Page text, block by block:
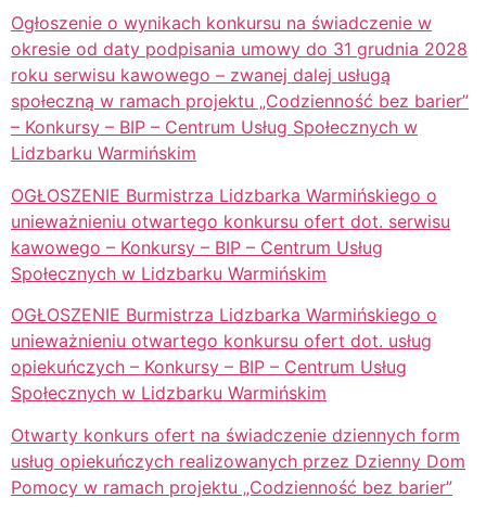
Ogłoszenie o wynikach konkursu na świadczenie w
okresie od daty podpisania umowy do 31 grudnia 2028
roku serwisu kawowego – zwanej dalej usługą
społeczną w ramach projektu „Codzienność bez barier”
– Konkursy – BIP – Centrum Usług Społecznych w
Lidzbarku Warmińskim
OGŁOSZENIE Burmistrza Lidzbarka Warmińskiego o
unieważnieniu otwartego konkursu ofert dot. serwisu
kawowego – Konkursy – BIP – Centrum Usług
Społecznych w Lidzbarku Warmińskim
OGŁOSZENIE Burmistrza Lidzbarka Warmińskiego o
unieważnieniu otwartego konkursu ofert dot. usług
opiekuńczych – Konkursy – BIP – Centrum Usług
Społecznych w Lidzbarku Warmińskim
Otwarty konkurs ofert na świadczenie dziennych form
usług opiekuńczych realizowanych przez Dzienny Dom
Pomocy w ramach projektu „Codzienność bez barier”